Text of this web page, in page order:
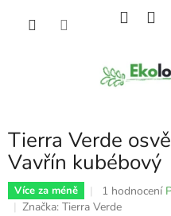
Tierra Verde
Vavřín kubébový
Více za méně
Průměrné
hodnocení
1 hodnocení
Značka: Tierra Verde